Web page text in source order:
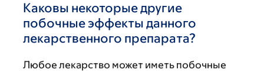
Каковы некоторые другие
побочные эффекты данного
лекарственного препарата?
Любое лекарство может иметь побочные